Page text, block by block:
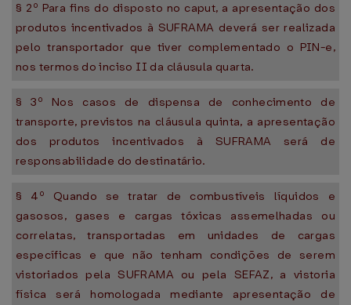
§ 2º Para fins do disposto no caput, a apresentação dos
produtos incentivados à SUFRAMA deverá ser realizada
pelo transportador que tiver complementado o PIN-e,
nos termos do inciso II da cláusula quarta.
§ 3º Nos casos de dispensa de conhecimento de
transporte, previstos na cláusula quinta, a apresentação
dos produtos incentivados à SUFRAMA será de
responsabilidade do destinatário.
§ 4º Quando se tratar de combustíveis líquidos e
gasosos, gases e cargas tóxicas assemelhadas ou
correlatas, transportadas em unidades de cargas
específicas e que não tenham condições de serem
vistoriados pela SUFRAMA ou pela SEFAZ, a vistoria
física será homologada mediante apresentação de